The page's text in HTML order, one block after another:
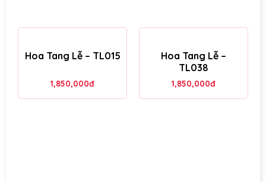
Hoa Tang Lễ – TL015
1,850,000đ
Hoa Tang Lễ –
TL038
1,850,000đ